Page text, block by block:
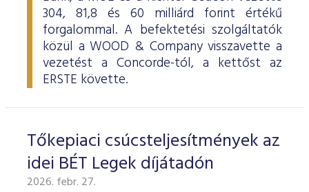
304, 81,8 és 60 milliárd forint értékű
forgalommal. A befektetési szolgáltatók
közül a WOOD & Company visszavette a
vezetést a Concorde-tól, a kettőst az
ERSTE követte.
Tőkepiaci csúcsteljesítmények az
idei BÉT Legek díjátadón
2026. febr. 27.